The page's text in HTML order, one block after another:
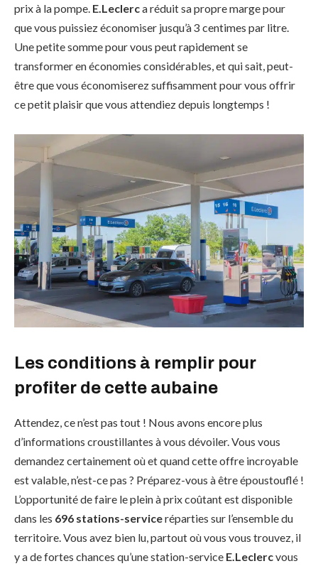
prix à la pompe. E.Leclerca réduit sa propre marge pour
que vous puissiez économiser jusqu’à 3 centimes par litre.
Une petite somme pour vous peut rapidement se
transformer en économies considérables, et qui sait, peut-
être que vous économiserez suffisamment pour vous offrir
ce petit plaisir que vous attendiez depuis longtemps !
Les conditions à remplir pour
profiter de cette aubaine
Attendez, ce n’est pas tout ! Nous avons encore plus
d’informations croustillantes à vous dévoiler. Vous vous
demandez certainement où et quand cette offre incroyable
est valable, n’est-ce pas ? Préparez-vous à être époustouflé !
L’opportunité de faire le plein à prix coûtant est disponible
dans les 696 stations-serviceréparties sur l’ensemble du
territoire. Vous avez bien lu, partout où vous vous trouvez, il
y a de fortes chances qu’une station-service E.Leclercvous